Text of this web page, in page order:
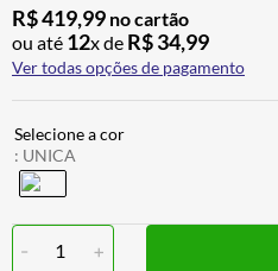
R$419,99 no cartão
ou até 12x de R$34,99
Ver todas opções de pagamento
: UNICA
- 1 +